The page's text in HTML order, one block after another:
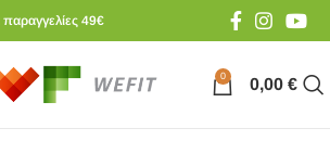
49€
0 0,00 €